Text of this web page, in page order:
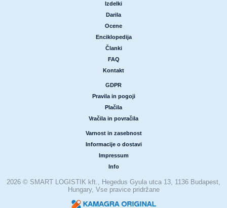
Izdelki
Darila
Ocene
Enciklopedija
Članki
FAQ
Kontakt
GDPR
Pravila in pogoji
Plačila
Vračila in povračila
Varnost in zasebnost
Informacije o dostavi
Impressum
Info
2026 © SMART LOGISTIK kft., Hegedus Gyula utca 13, 1136 Budapest,
Hungary, Vse pravice pridržane